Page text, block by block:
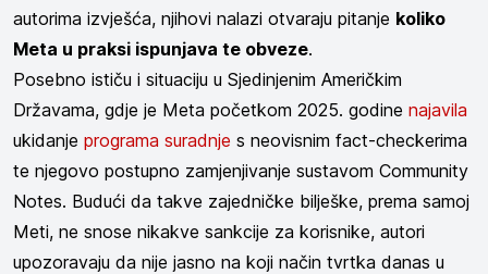
autorima izvješća, njihovi nalazi otvaraju pitanje koliko
Meta u praksi ispunjava te obveze.
Posebno ističu i situaciju u Sjedinjenim Američkim
Državama, gdje je Meta početkom 2025. godine najavila
ukidanje programa suradnje s neovisnim fact-checkerima
te njegovo postupno zamjenjivanje sustavom Community
Notes. Budući da takve zajedničke bilješke, prema samoj
Meti, ne snose nikakve sankcije za korisnike, autori
upozoravaju da nije jasno na koji način tvrtka danas u